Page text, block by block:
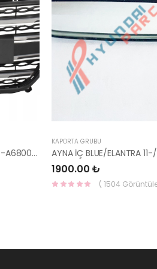
PANJUR İ30 2015- KOMPLE 86350-A6800-YS
KAPORTA GRUBU
1900.00 ₺
( 1504